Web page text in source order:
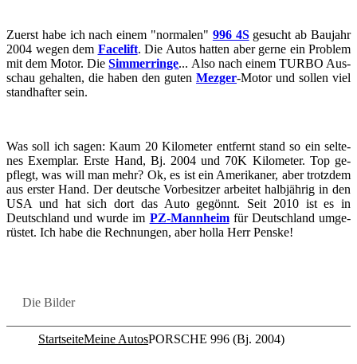
Zu­erst habe ich nach einem "nor­ma­len" 996 4Sge­sucht ab Bau­jahr
2004 wegen dem Face­lift. Die Autos hat­ten aber gerne ein Pro­blem
mit dem Motor. DieSim­mer­rin­ge... Also nach einem TURBO Aus­
schau ge­hal­ten, die haben den guten Mez­ger-​​​​​​​Motor und sol­len viel
stand­haf­ter sein.
Was soll ich sagen: Kaum 20 Ki­lo­me­ter ent­fernt stand so ein sel­te­
nes Ex­em­plar. Erste Hand, Bj. 2004 und 70K Ki­lo­me­ter. Top ge­
pflegt, was will man mehr? Ok, es ist ein Ame­ri­ka­ner, aber trotz­dem
aus ers­ter Hand. Der deut­sche Vor­be­sit­zer ar­bei­tet halb­jäh­rig in den
USA und hat sich dort das Auto ge­gönnt. Seit 2010 ist es in
Deutsch­land und wurde im PZ-​​​​​​​Mannheimfür Deutsch­land um­ge­
rüs­tet. Ich habe die Rech­nun­gen, aber holla Herr Pens­ke!
Die Bil­der
StartseiteMeine AutosPORSCHE 996 (Bj. 2004)